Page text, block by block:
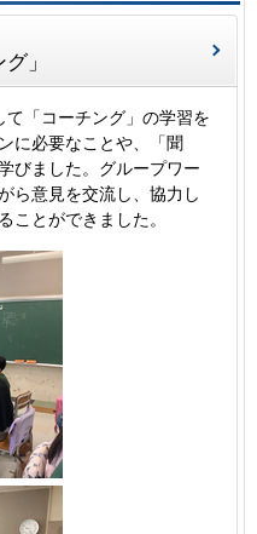
」
「コーチング」の学習を
に必要なことや、「聞
びました。グループワー
ら意見を交流し、協力し
ことができました。